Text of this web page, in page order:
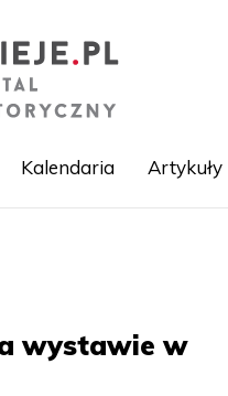
Kalendaria Artykuły
wystawie w